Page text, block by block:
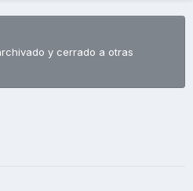
y cerrado a otras